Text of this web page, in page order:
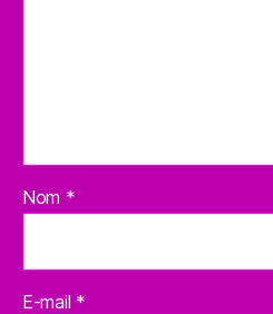
Nom *
E-mail *